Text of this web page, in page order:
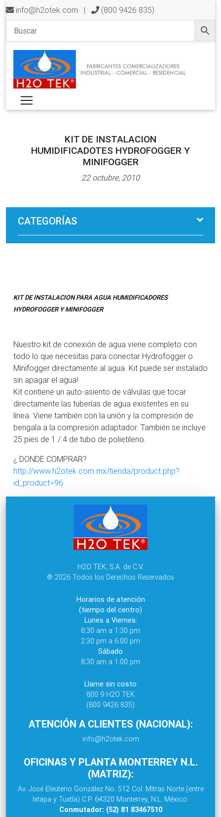
info@h2otek.com | (800 9426 835)
KIT DE INSTALACION
HUMIDIFICADOTES HYDROFOGGER Y
MINIFOGGER
22 octubre, 2010
CATEGORÍAS
KIT DE INSTALACION PARA AGUA HUMIDIFICADORES
HYDROFOGGER Y MINIFOGGER
Nuestro kit de conexión de agua viene completo con
todo lo que necesitas para conectar Hydrofogger o
Minifogger directamente al agua. Kit puede ser instalado
sin apagar el agua!
Kit contiene un auto-asiento de válvulas que tocar
directamente las tuberías de agua existentes en su
línea. Viene también con la unión y la compresión de
bengala a la compresión adaptador. También se incluye
25 pies de 1 / 4 de tubo de polietileno.
¿ DONDE COMPRAR?
http://www.h2otek.com.mx/tienda/product.php?
id_product=96
H2O TEK, S.A. de C.V.
® 2026 Todos los Derechos Reservados
Horarios de atención
(tiempo del centro)
Lunes a Viernes:
8:30 am a 1:30 pm
2:30 pm a 6:00 pm
Sábado
8:30 am a 1:00 pm
Llame sin costo
800 9 H2O TEK
(800 9426 835)
ATENCIÓN A CLIENTES (NACIONAL):
info@h2otek.com
OFICINAS Y PLANTA MONTERREY N.L.
(MATRIZ):
Av. José Eleuterio González No. 512 Col. Mitras Norte (entre
Ixtapa y Tuxtla) C.P. 64320 Monterrey, N.L. México.
Conmutador: (52) 81 83467510